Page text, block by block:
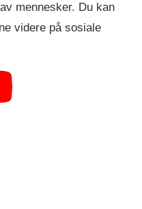
mennesker. Du kan
videre på sosiale